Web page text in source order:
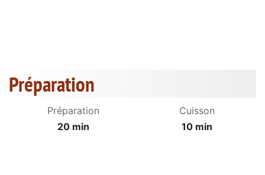
Préparation
Préparation
20 min
Cuisson
10 min